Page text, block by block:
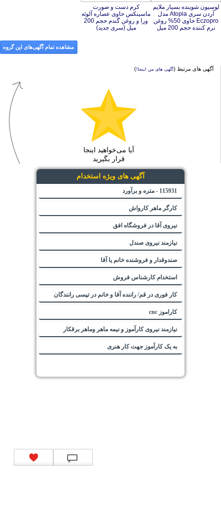
لوسیون شوینده بسیار ملایم
آردن سری Atopia مدل
Eczopro حاوی 50% روغن
نرم کننده حجم 200 میل
کرم دست و صورت
ماسینکس حاوی عصاره آلوئه
ورا و روغن گندم حجم 200
میل (سری جدید)
مشاهده تمام آگهی‌های این گروه
آگهی های مرتبط (آگهی های من اینجا!)
آیا می‌خواهید اینجا
قرار بگیرید
آگهی های ویژه استخدام
115931 - متره و برآورد
کارگر ماهر کارواش
نیروی آقا در فروشگاه افق
نیازمند نیروی صندل
صندوقدار و فروشنده خانم یا آقا
استخدام کارشناس فروش
کار فوری در قم/ راننده آقا و خانم در تپسی رانندگان
کاراموز cnc
نیازمند نیروی کارآموز و نیمه ماهر وماهر برقکار
به یک کارآموز جهت کار هنری